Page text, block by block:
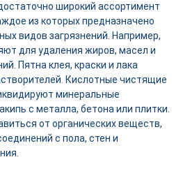
широкий ассортимент
из которых предназначено
видов загрязнений. Например,
для удаления жиров, масел и
Пятна клея, краски и лака
Кислотные чистящие
минеральные
с металла, бетона или плитки.
от органических веществ,
с пола, стен и